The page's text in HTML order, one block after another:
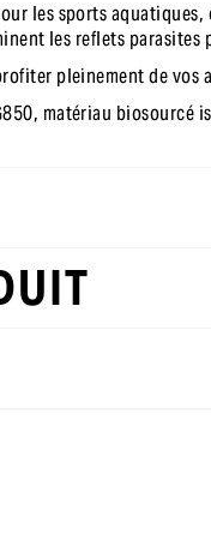
les sports
les reflets
pleinement de
matériau biosourcé